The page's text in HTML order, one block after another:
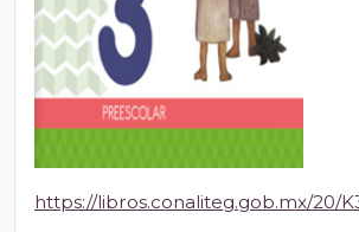
https://libros.conaliteg.gob.mx/20/